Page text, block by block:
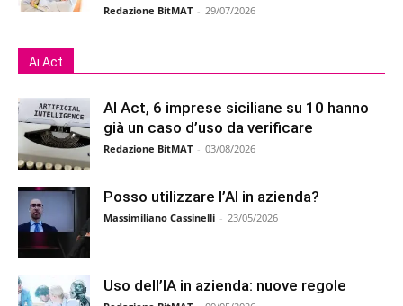
Redazione BitMAT - 29/07/2026
Ai Act
AI Act, 6 imprese siciliane su 10 hanno
già un caso d’uso da verificare
Redazione BitMAT - 03/08/2026
Posso utilizzare l’AI in azienda?
Massimiliano Cassinelli - 23/05/2026
Uso dell’IA in azienda: nuove regole